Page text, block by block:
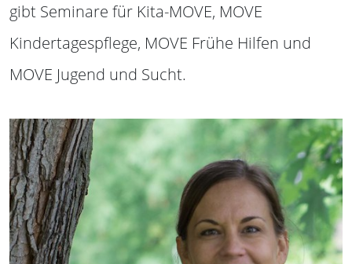
gibt Seminare für Kita-MOVE, MOVE
Kindertagespflege, MOVE Frühe Hilfen und
MOVE Jugend und Sucht.